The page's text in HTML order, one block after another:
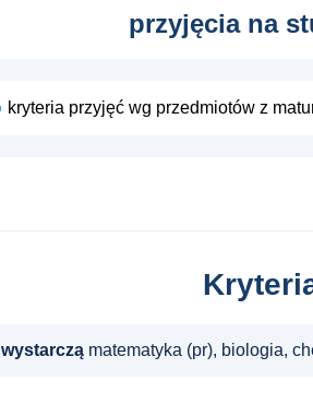
przyjęcia na
kryteria przyjęć wg przedmiotów z
wystarczą matematyka (pr), biologia,